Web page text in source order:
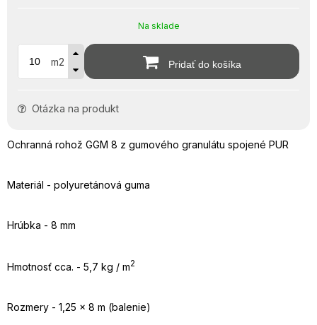
Na sklade
m2 Pridať do košíka
Otázka na produkt
Ochranná rohož GGM 8 z gumového granulátu spojené PUR
Materiál - polyuretánová guma
Hrúbka - 8 mm
Hmotnosť cca. - 5,7 kg / m2
Rozmery - 1,25 x 8 m (balenie)